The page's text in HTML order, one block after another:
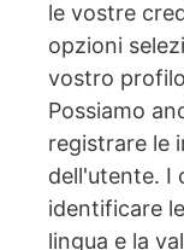
le vostre
opzioni
vostro
Possiamo
registrare le
dell'utente. I
identificare
lingua e la